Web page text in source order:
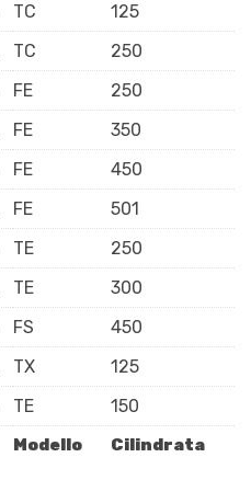
Modello Cilindrata
TC
125
TC
250
FE
250
FE
350
FE
450
FE
501
TE
250
TE
300
FS
450
TX
125
TE 150